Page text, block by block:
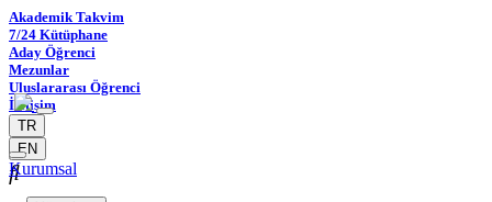
Akademik Takvim
7/24 Kütüphane
Aday Öğrenci
Mezunlar
Uluslararası Öğrenci
İletişim
TR
EN
Kurumsal